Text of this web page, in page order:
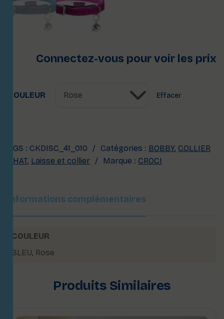
Connectez-vous pour voir les prix
COULEUR Effacer
UGS : CKDISC_41_010 Catégories : BOBBY, COLLIER
CHAT, Laisse et collier Marque : CROCI
Informations complémentaires
COULEUR
BLEU, Rose
Produits Similaires